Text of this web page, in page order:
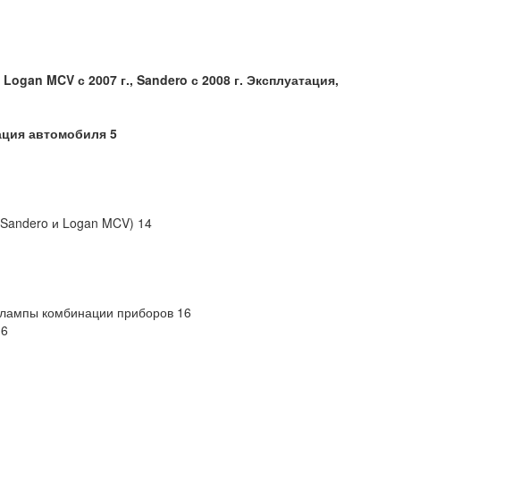
MCV с 2007 г., Sandero с 2008 г. Эксплуатация,
автомобиля 5
и Logan MCV) 14
комбинации приборов 16